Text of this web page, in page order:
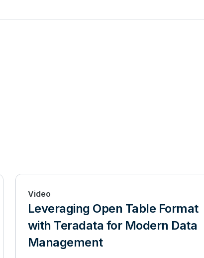
Video
Leveraging Open Table Format
with Teradata for Modern Data
Management